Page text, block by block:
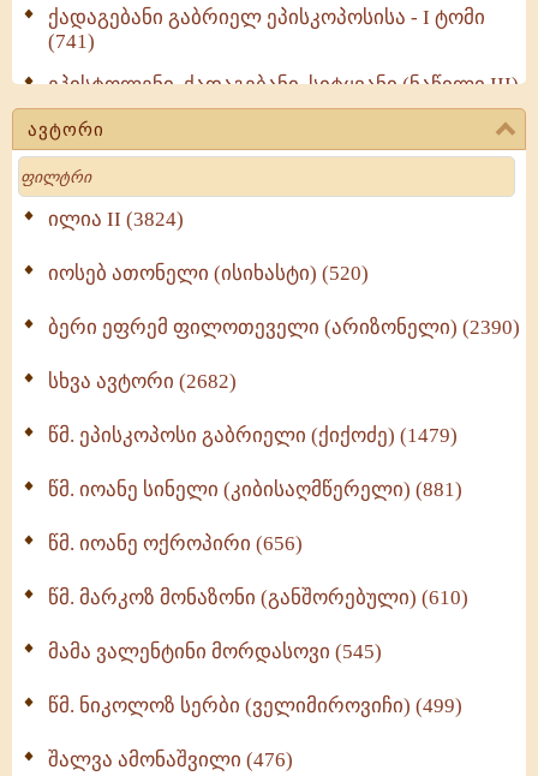
ქადაგებანი გაბრიელ ეპისკოპოსისა - I ტომი
(741)
ეპისტოლენი, ქადაგებანი, სიტყვანი (ნაწილი III)
(723)
მოძღვრის ძალზე სასარგებლო რჩევები
მრევლისათვის (545)
Wisdomge (514)
ქადაგებანი გაბრიელ ეპისკოპოსისა - II ტომი
სულიერი ცხოვრების სახელმძღვანელო -
ნაწილი II (369)
ავტორი
Search
ილია II (3824)
იოსებ ათონელი (ისიხასტი) (520)
ბერი ეფრემ ფილოთეველი (არიზონელი) (2390)
სხვა ავტორი (2682)
წმ. ეპისკოპოსი გაბრიელი (ქიქოძე) (1479)
წმ. იოანე სინელი (კიბისაღმწერელი) (881)
წმ. იოანე ოქროპირი (656)
წმ. მარკოზ მონაზონი (განშორებული) (610)
მამა ვალენტინი მორდასოვი (545)
წმ. ნიკოლოზ სერბი (ველიმიროვიჩი) (499)
შალვა ამონაშვილი (476)